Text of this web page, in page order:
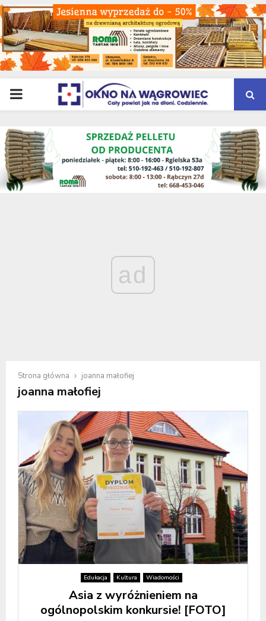
PRIMARY
MENU
ad
Strona główna joanna małofiej
joanna małofiej
Edukacja Kultura Wiadomości
Asia z wyróżnieniem na
ogólnopolskim konkursie! [FOTO]